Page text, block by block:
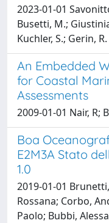
2023-01-01
Busetti, M.;
Kuchler, S.; Gerin, R.
An Embedded
for Coastal
Assessments
2009-01-01 Nair, R;
Boa
E2M3A Stato
1.0
2019-01-01
Rossana; Corbo,
Paolo; Bubbi,